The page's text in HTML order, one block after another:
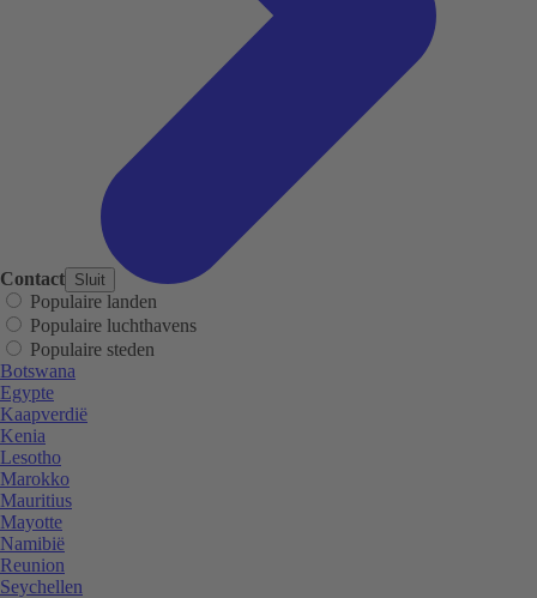
Contact Sluit
Populaire landen
Populaire luchthavens
Populaire steden
Botswana
Egypte
Kaapverdië
Kenia
Lesotho
Marokko
Mauritius
Mayotte
Namibië
Reunion
Seychellen